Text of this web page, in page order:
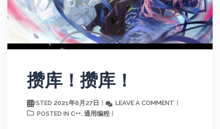
攒库！攒库！
POSTED 2021年6月27日 LEAVE A COMMENT
POSTED IN C++, 通用编程